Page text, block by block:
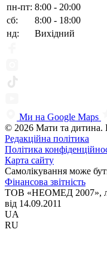
пн-пт: 8:00 - 20:00
сб:
8:00 - 18:00
нд:
Вихідний
Ми на Google Maps
© 2026 Мати та дитина.
Редакційна політика
Політика
Карта сайту
Самолікування може
Фінансова звітність
ТОВ «НЕОМЕД 2007»,
від 14.09.2011
UA
RU